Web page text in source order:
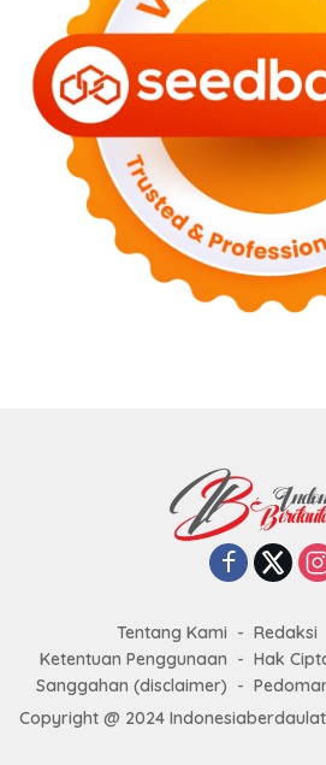
Tentang Kami Redaksi
Ketentuan Penggunaan
Hak
Sanggahan (disclaimer)
Copyright @ 2024